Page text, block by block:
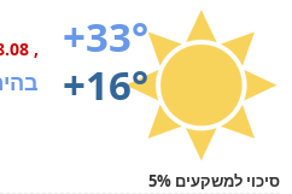
+33°
+16°
, 18.08
סיכוי למשקעים 5%